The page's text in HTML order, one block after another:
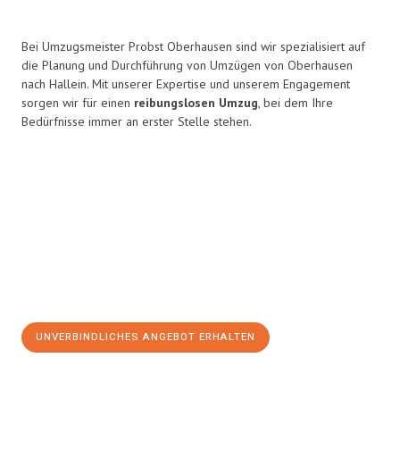
Bei Umzugsmeister Probst Oberhausen sind wir spezialisiert auf
die Planung und Durchführung von Umzügen von Oberhausen
nach Hallein. Mit unserer Expertise und unserem Engagement
sorgen wir für einen reibungslosen Umzug, bei dem Ihre
Bedürfnisse immer an erster Stelle stehen.
UNVERBINDLICHES ANGEBOT ERHALTEN